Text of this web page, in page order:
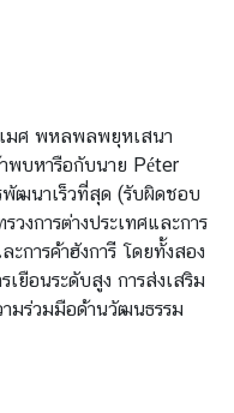
มศ พหลพลพยุหเสนา
พบหารือกับนาย Péter
พัฒนาเร็วที่สุด (รับผิดชอบ
งการต่างประเทศและการ
ะการค้าฮังการี โดยทั้งสอง
ยือนระดับสูง การส่งเสริม
มร่วมมือด้านวัฒนธรรม